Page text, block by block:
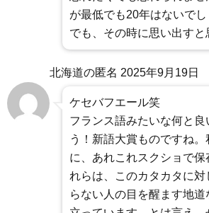
が最低でも20年はないでし
でも、その時に思い出すと
北海道の匿名 2025年9月19日
ケセバフエール笑
フランス語みたいな何と良
う！新語大賞ものですね。
に、あれこれスクショで
れらは、このカタカタに
らない人の目を醒ます地